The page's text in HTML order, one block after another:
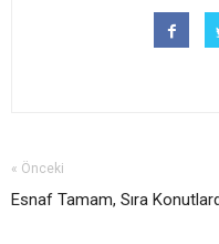
« Önceki
Esnaf Tamam, Sıra